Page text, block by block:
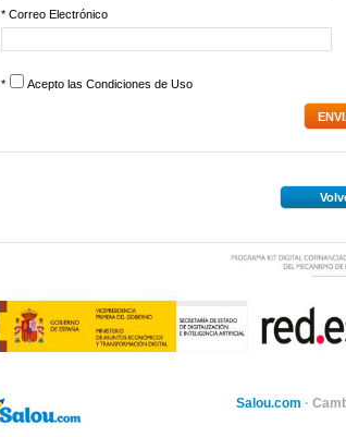
* Correo Electrónico
* Acepto las Condiciones de Uso
Salou.com ·